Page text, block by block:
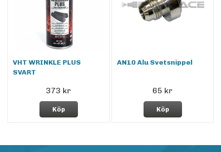
VHT WRINKLE PLUS
SVART
373 kr
Köp
AN10 Alu Svetsnippel
65 kr
Köp